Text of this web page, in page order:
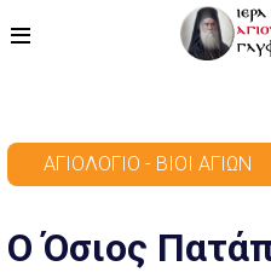
ΑΓΙΟΛΌΓΙΟ - ΒΊΟΙ ΑΓΊΩΝ
Ο Όσιος